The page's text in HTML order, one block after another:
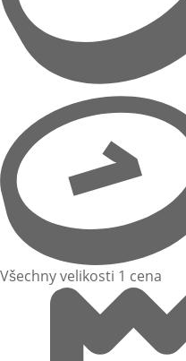
Všechny velikosti 1 cena